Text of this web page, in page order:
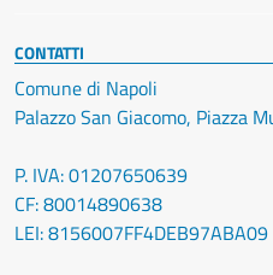
CONTATTI
Comune di Napoli
Palazzo San Giacomo, Piazza
P. IVA: 01207650639
CF: 80014890638
LEI: 8156007FF4DEB97ABA09